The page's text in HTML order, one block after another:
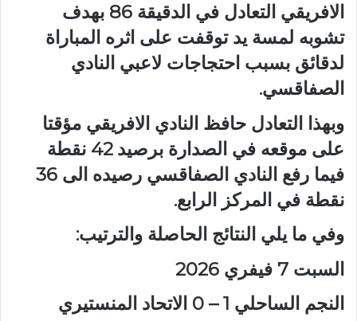
الافريقي التعادل في الدقيقة 86 بهدف
تشوبه لمسة يد توقفت على اثره المباراة
لدقائق بسبب احتجاجات لاعبي النادي
الصفاقسي.
وبهذا التعادل حافظ النادي الافريقي مؤقتا
على موقعه في الصدارة برصيد 42 نقطة
فيما رفع النادي الصفاقسي رصيده الى 36
نقطة في المركز الرابع.
وفي ما يلي النتائج الحاصلة والترتيب:
السبت 7 فيفري 2026
النجم الساحلي 1 – 0 الاتحاد المنستيري